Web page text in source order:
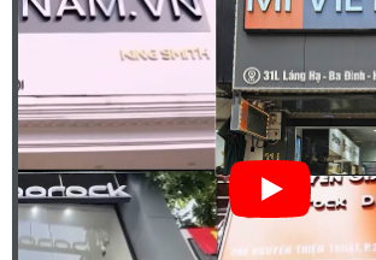
Mục lục
1.Tự động cấp nước và xả nước bẩn
2.Tích hợp bình chứa dung dịch lau sàn